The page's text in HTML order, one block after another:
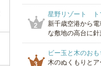
2
星野リゾート ト
新千歳空港から
な敷地の高台に針
3
ビー玉と木のお
木のぬくもりと